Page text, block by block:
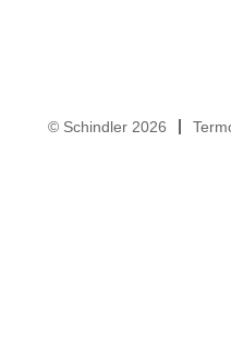
© Schindler 2026